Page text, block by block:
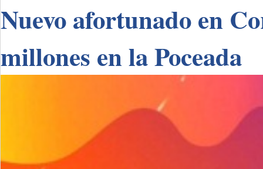
Nuevo afortunado en
millones en la Poceada